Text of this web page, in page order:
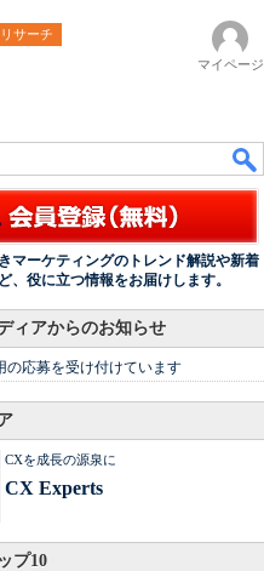
リサーチ
マイページ
マーケティングのトレンド解説や新着
、役に立つ情報をお届けします。
ィアからのお知らせ
の応募を受け付けています
CXを成長の源泉に
CX Experts
プ10